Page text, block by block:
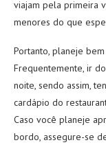
viajam pela primeira
menores do que
Portanto, planeje
Frequentemente, ir
noite, sendo assim,
cardápio do
Caso você planeje
bordo, assegure-se